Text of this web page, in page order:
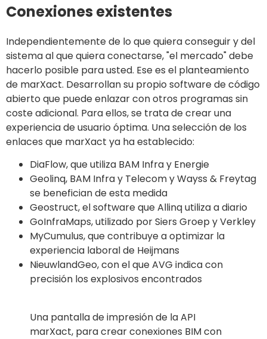
Conexiones existentes
Independientemente de lo que quiera conseguir y del
sistema al que quiera conectarse, "el mercado" debe
hacerlo posible para usted. Ese es el planteamiento
de marXact. Desarrollan su propio software de código
abierto que puede enlazar con otros programas sin
coste adicional. Para ellos, se trata de crear una
experiencia de usuario óptima. Una selección de los
enlaces que marXact ya ha establecido:
DiaFlow, que utiliza BAM Infra y Energie
Geolinq, BAM Infra y Telecom y Wayss & Freytag
se benefician de esta medida
Geostruct, el software que Allinq utiliza a diario
GoInfraMaps, utilizado por Siers Groep y Verkley
MyCumulus, que contribuye a optimizar la
experiencia laboral de Heijmans
NieuwlandGeo, con el que AVG indica con
precisión los explosivos encontrados
Una pantalla de impresión de la API
marXact, para crear conexiones BIM con